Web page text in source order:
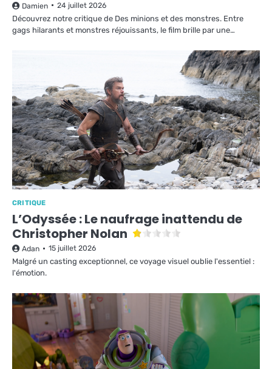
Damien 24 juillet 2026
Découvrez notre critique de Des minions et des monstres. Entre
gags hilarants et monstres réjouissants, le film brille par une…
CRITIQUE
L’Odyssée : Le naufrage inattendu de
Christopher Nolan
Adan 15 juillet 2026
Malgré un casting exceptionnel, ce voyage visuel oublie l'essentiel :
l'émotion.